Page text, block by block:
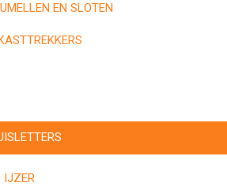
EN SLOTEN
IJZER